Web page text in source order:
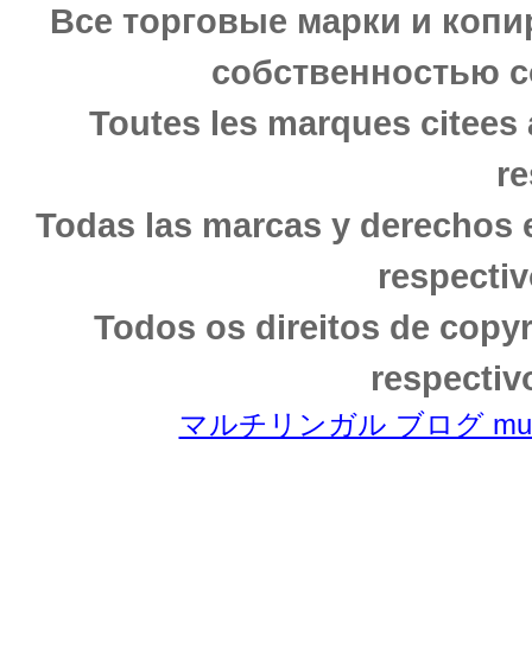
Все торговые марки и
собственностью
Toutes les marques
Todas las marcas y
Todos os direitos de
マルチリンガル ブログ